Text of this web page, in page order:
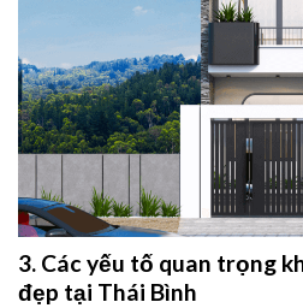
3. Các yếu tố quan trọng
đẹp tại Thái Bình